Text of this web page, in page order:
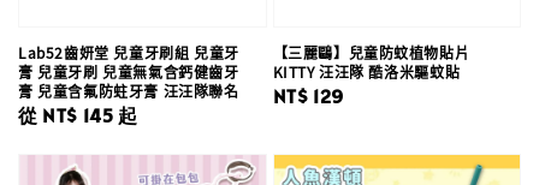
Lab52齒妍堂 兒童牙刷組 兒童牙
膏 兒童牙刷 兒童無氣含鈣健齒牙
膏 兒童含氟防蛀牙膏 汪汪隊聯名
Regular
從 NT$ 145 起
【三麗鷗】兒童防蚊植物貼片
KITTY 汪汪隊 酷洛米驅蚊貼
Regular
NT$ 129